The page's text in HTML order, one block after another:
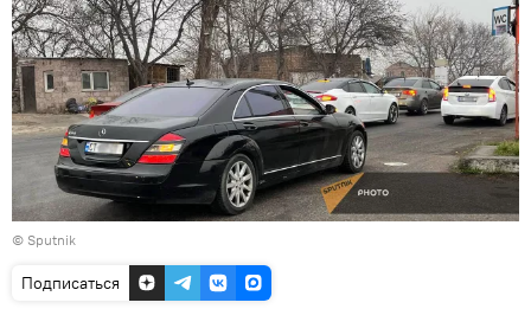
© Sputnik
Подписаться